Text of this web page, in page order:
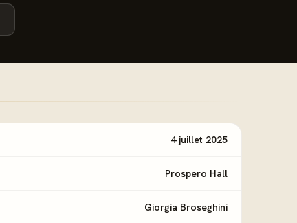
4 juillet 2025
Prospero Hall
Giorgia Broseghini